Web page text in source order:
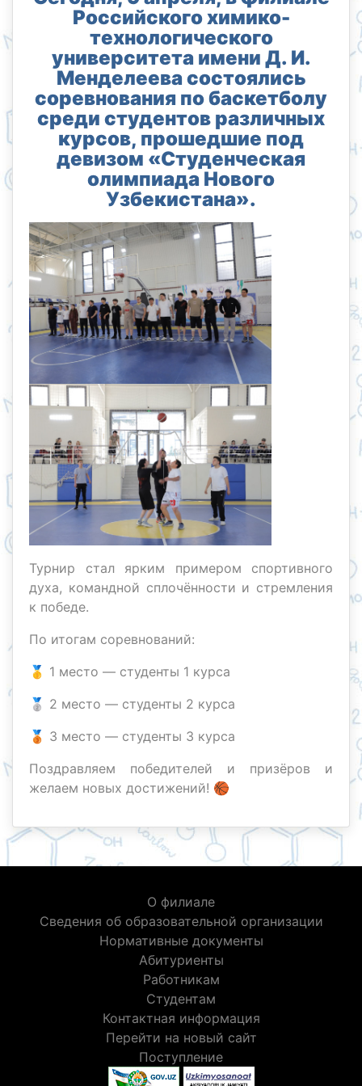
Российского химико-
технологического
университета имени Д. И.
Менделеева состоялись
соревнования по баскетболу
среди студентов различных
курсов, прошедшие под
девизом «Студенческая
олимпиада Нового
Узбекистана».
Турнир стал ярким примером спортивного
духа, командной сплочённости и стремления
к победе.
По итогам соревнований:
🥇 1 место — студенты 1 курса
🥈 2 место — студенты 2 курса
🥉 3 место — студенты 3 курса
Поздравляем победителей и призёров и
желаем новых достижений! 🏀
О филиале
Сведения об образовательной организации
Нормативные документы
Абитуриенты
Работникам
Студентам
Контактная информация
Перейти на новый сайт
Поступление